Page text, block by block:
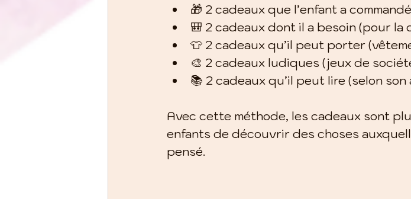
🎁 2 cadeaux que l’enfant a
🎒 2 cadeaux dont il a besoin (pour la
👕 2 cadeaux qu’il peut porter
🎨 2 cadeaux ludiques (jeux de
📚 2 cadeaux qu’il peut lire (selon
Avec cette méthode, les cadeaux sont
enfants de découvrir des choses
pensé.